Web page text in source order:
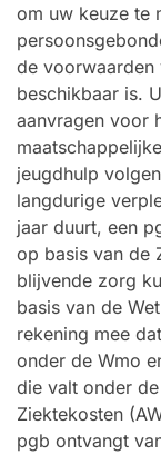
om uw keuze te
de voorwaarden
beschikbaar is.
aanvragen voor
jeugdhulp
langdurige
jaar duurt, een
op basis van de
blijvende zorg
basis van de
rekening mee
onder de Wmo
die valt onder
Ziektekosten
pgb ontvangt